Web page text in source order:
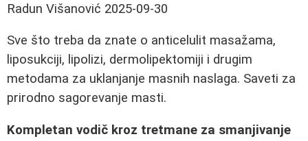
Radun Višanović 2025-09-30
Sve što treba da znate o anticelulit masažama,
liposukciji, lipolizi, dermolipektomiji i drugim
metodama za uklanjanje masnih naslaga. Saveti za
prirodno sagorevanje masti.
Kompletan vodič kroz tretmane za smanjivanje